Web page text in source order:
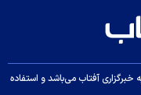
آفتاب می‌باشد و استفاده